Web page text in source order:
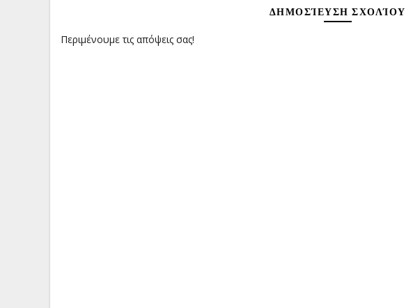
ΔΗΜΟΣΊΕΥΣΗ ΣΧΟΛΊΟΥ
Περιμένουμε τις απόψεις σας!